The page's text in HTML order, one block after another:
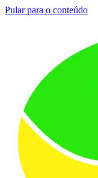
Pular para o conteúdo